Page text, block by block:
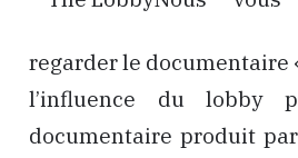
regarder le documentaire
l’influence du lobby
documentaire produit